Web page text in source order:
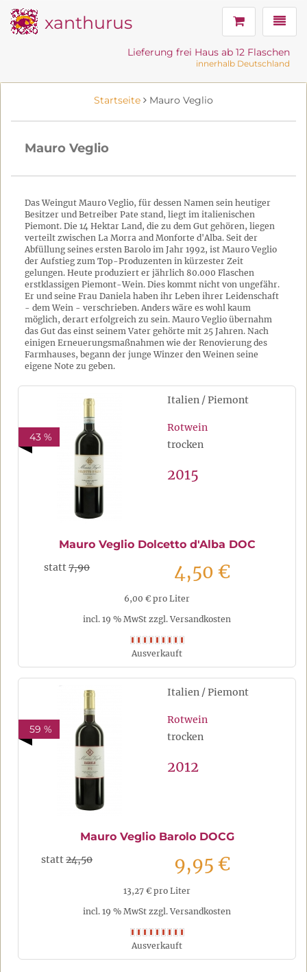
xanthurus
Lieferung frei Haus ab 12 Flaschen
innerhalb Deutschland
Startseite Mauro Veglio
Mauro Veglio
Das Weingut Mauro Veglio, für dessen Namen sein heutiger
Besitzer und Betreiber Pate stand, liegt im italienischen
Piemont. Die 14 Hektar Land, die zu dem Gut gehören, liegen
verteilt zwischen La Morra and Monforte d'Alba. Seit der
Abfüllung seines ersten Barolo im Jahr 1992, ist Mauro Veglio
der Aufstieg zum Top-Produzenten in kürzester Zeit
gelungen. Heute produziert er jährlich 80.000 Flaschen
erstklassigen Piemont-Wein. Dies kommt nicht von ungefähr.
Er und seine Frau Daniela haben ihr Leben ihrer Leidenschaft
- dem Wein - verschrieben. Anders wäre es wohl kaum
möglich, derart erfolgreich zu sein. Mauro Veglio übernahm
das Gut das einst seinem Vater gehörte mit 25 Jahren. Nach
einigen Erneuerungsmaßnahmen wie der Renovierung des
Farmhauses, begann der junge Winzer den Weinen seine
eigene Note zu geben.
43 %
Italien / Piemont
Rotwein
trocken
2015
Mauro Veglio Dolcetto d'Alba DOC
statt7,90 4,50 €
6,00 € pro Liter
incl. 19 % MwSt zzgl. Versandkosten
Ausverkauft
59 %
Italien / Piemont
Rotwein
trocken
2012
Mauro Veglio Barolo DOCG
statt24,50 9,95 €
13,27 € pro Liter
incl. 19 % MwSt zzgl. Versandkosten
Ausverkauft